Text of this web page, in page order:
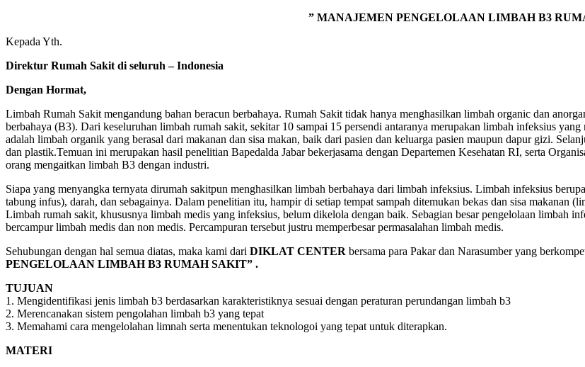
” MANAJEMEN PENGELOLAAN LIMBAH B3
Kepada Yth.
Direktur Rumah Sakit di seluruh – Indonesia
Dengan Hormat,
Limbah Rumah Sakit mengandung bahan beracun berbahaya. Rumah Sakit tidak hanya menghasilkan limbah organic dan
berbahaya (B3). Dari keseluruhan limbah rumah sakit, sekitar 10 sampai 15 persendi antaranya merupakan limbah infeksius
adalah limbah organik yang berasal dari makanan dan sisa makan, baik dari pasien dan keluarga pasien maupun dapur gizi.
dan plastik.Temuan ini merupakan hasil penelitian Bapedalda Jabar bekerjasama dengan Departemen Kesehatan RI, serta
orang mengaitkan limbah B3 dengan industri.
Siapa yang menyangka ternyata dirumah sakitpun menghasilkan limbah berbahaya dari limbah infeksius. Limbah infeksius
tabung infus), darah, dan sebagainya. Dalam penelitian itu, hampir di setiap tempat sampah ditemukan bekas dan sisa makanan
Limbah rumah sakit, khususnya limbah medis yang infeksius, belum dikelola dengan baik. Sebagian besar pengelolaan limbah
bercampur limbah medis dan non medis. Percampuran tersebut justru memperbesar permasalahan limbah medis.
Sehubungan dengan hal semua diatas, maka kami dari DIKLAT CENTER bersama para Pakar dan Narasumber yang
PENGELOLAAN LIMBAH B3 RUMAH SAKIT” .
TUJUAN
1. Mengidentifikasi jenis limbah b3 berdasarkan karakteristiknya sesuai dengan peraturan perundangan limbah b3
2. Merencanakan sistem pengolahan limbah b3 yang tepat
3. Memahami cara mengelolahan limnah serta menentukan teknologoi yang tepat untuk diterapkan.
MATERI